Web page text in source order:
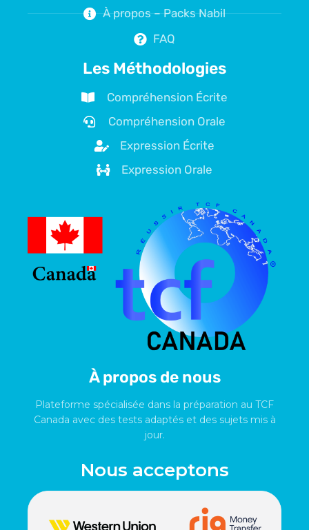
À propos – Packs Nabil
FAQ
Les Méthodologies
Compréhension Écrite
Compréhension Orale
Expression Écrite
Expression Orale
À propos de nous
Plateforme spécialisée dans la préparation au TCF
Canada avec des tests adaptés et des sujets mis à
jour.
Nous acceptons